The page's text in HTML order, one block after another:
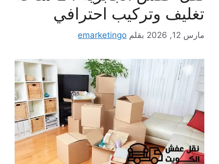
تغليف وتركيب احترافي
مارس 12, 2026 بقلم emarketingo